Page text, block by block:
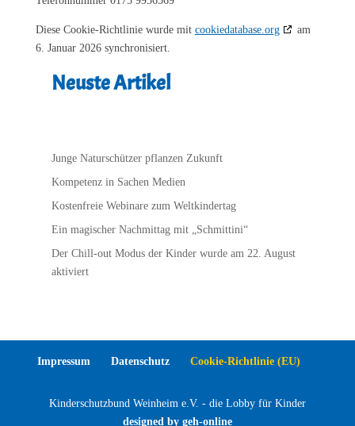
Diese Cookie-Richtlinie wurde mit cookiedatabase.org
am
6. Januar 2026 synchronisiert.
Neuste Artikel
Junge Naturschützer pflanzen Zukunft
Kompetenz in Sachen Medien
Kostenfreie Webinare zum Weltkindertag
Ein magischer Nachmittag mit „Schmittini“
Der Chill-out Modus der Kinder wurde am 22. August
aktiviert
Impressum Datenschutz Cookie-Richtlinie (EU)
Kinderschutzbund Weinheim e.V. - die Lobby für Kinder
designed by geh-online